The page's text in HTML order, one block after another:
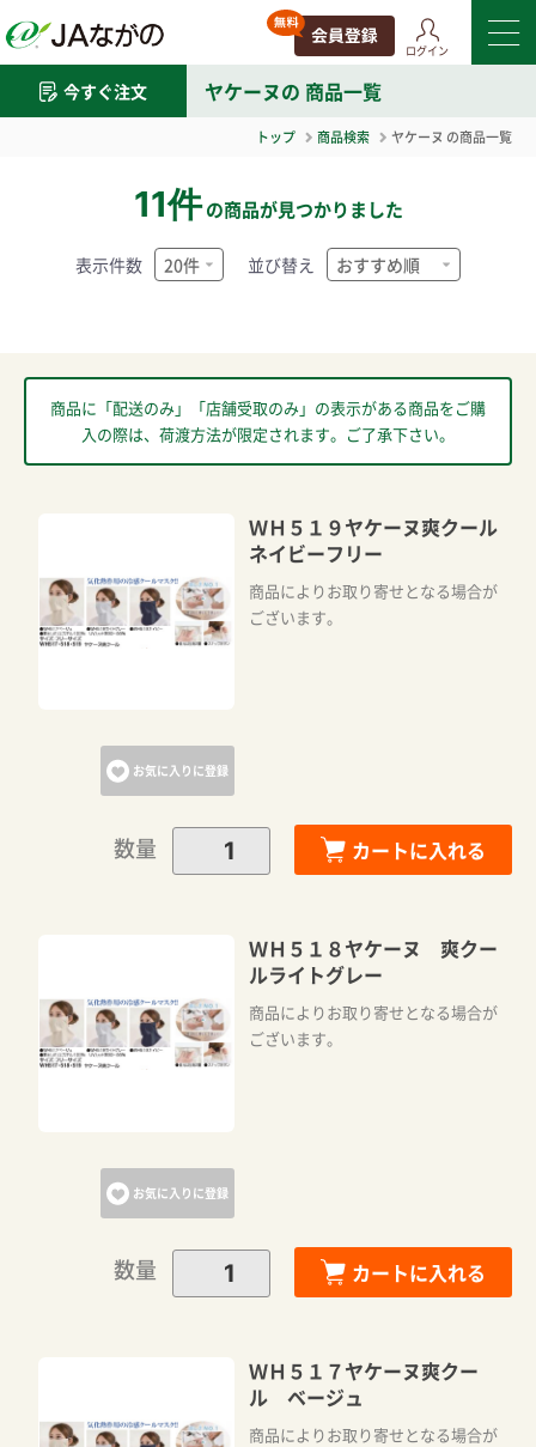
ログイン
今すぐ注文 ヤケーヌの 商品一覧
トップ 商品検索 ヤケーヌ の商品一覧
11件 の商品が見つかりました
表示件数 並び替え
商品に「配送のみ」「店舗受取のみ」の表示がある商品をご購
入の際は、荷渡方法が限定されます。ご了承下さい。
お気に入りに登録
ＷＨ５１９ヤケーヌ爽クール
ネイビーフリー
商品によりお取り寄せとなる場合が
ございます。
数量 カートに入れる
お気に入りに登録
ＷＨ５１８ヤケーヌ 爽クー
ルライトグレー
商品によりお取り寄せとなる場合が
ございます。
数量 カートに入れる
ＷＨ５１７ヤケーヌ爽クー
ル ベージュ
商品によりお取り寄せとなる場合が